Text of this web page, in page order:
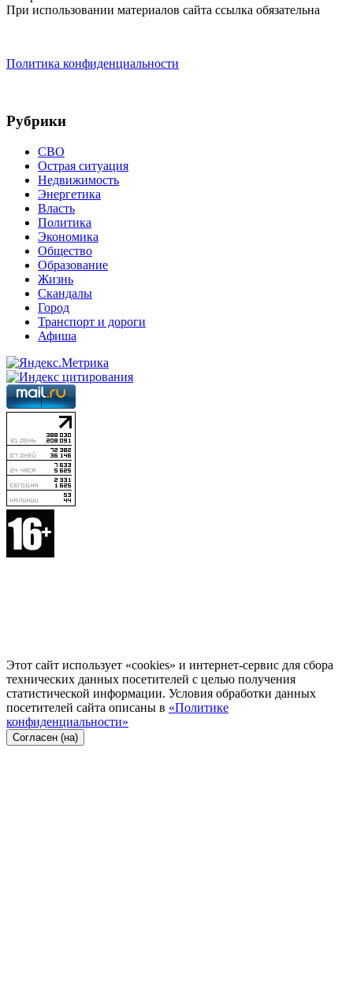
При использовании материалов сайта ссылка обязательна
Политика конфиденциальности
Рубрики
СВО
Острая ситуация
Недвижимость
Энергетика
Власть
Политика
Экономика
Общество
Образование
Жизнь
Скандалы
Город
Транспорт и дороги
Афиша
Этот сайт использует «cookies» и интернет-сервис для сбора
технических данных посетителей с целью получения
статистической информации. Условия обработки данных
посетителей сайта описаны в «Политике
конфиденциальности»
Согласен (на)